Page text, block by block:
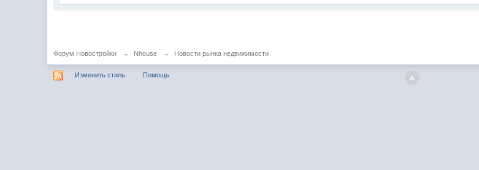
Форум Новостройки → Nhouse → Новости рынка недвижимости
Изменить стиль Помощь